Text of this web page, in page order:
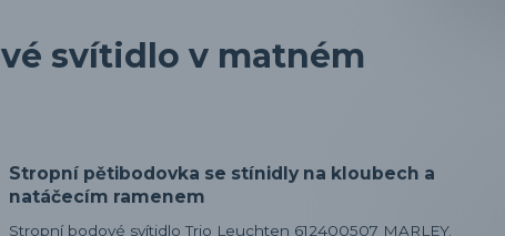
svítidlo v matném
Stropní pětibodovka se stínidly na kloubech a
natáčecím ramenem
Stropní bodové svítidlo Trio Leuchten 612400507 MARLEY.